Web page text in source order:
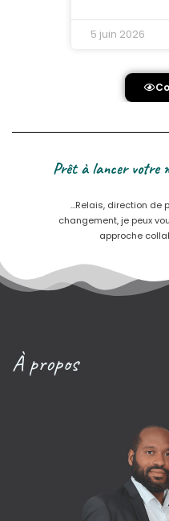
5 juin 2026
Prêt à lancer votre
…Relais, direction de
changement, je peux
approche
À propos